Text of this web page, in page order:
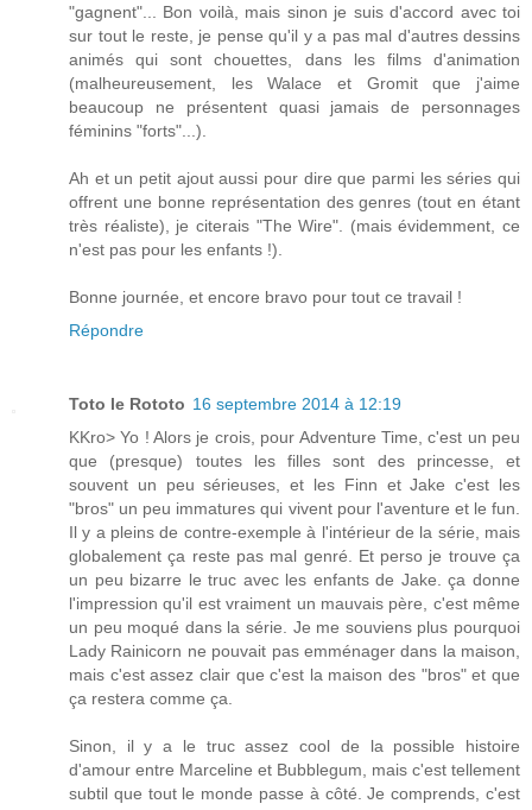
"gagnent"... Bon voilà, mais sinon je suis d'accord avec toi
sur tout le reste, je pense qu'il y a pas mal d'autres dessins
animés qui sont chouettes, dans les films d'animation
(malheureusement, les Walace et Gromit que j'aime
beaucoup ne présentent quasi jamais de personnages
féminins "forts"...).
Ah et un petit ajout aussi pour dire que parmi les séries qui
offrent une bonne représentation des genres (tout en étant
très réaliste), je citerais "The Wire". (mais évidemment, ce
n'est pas pour les enfants !).
Bonne journée, et encore bravo pour tout ce travail !
Répondre
Toto le Rototo 16 septembre 2014 à 12:19
KKro> Yo ! Alors je crois, pour Adventure Time, c'est un peu
que (presque) toutes les filles sont des princesse, et
souvent un peu sérieuses, et les Finn et Jake c'est les
"bros" un peu immatures qui vivent pour l'aventure et le fun.
Il y a pleins de contre-exemple à l'intérieur de la série, mais
globalement ça reste pas mal genré. Et perso je trouve ça
un peu bizarre le truc avec les enfants de Jake. ça donne
l'impression qu'il est vraiment un mauvais père, c'est même
un peu moqué dans la série. Je me souviens plus pourquoi
Lady Rainicorn ne pouvait pas emménager dans la maison,
mais c'est assez clair que c'est la maison des "bros" et que
ça restera comme ça.
Sinon, il y a le truc assez cool de la possible histoire
d'amour entre Marceline et Bubblegum, mais c'est tellement
subtil que tout le monde passe à côté. Je comprends, c'est